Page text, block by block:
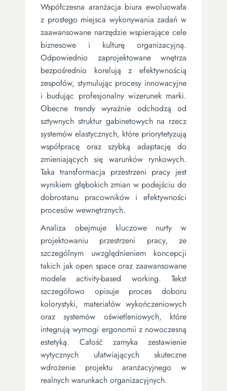
Współczesna aranżacja biura ewoluowała
z prostego miejsca wykonywania zadań w
zaawansowane narzędzie wspierające cele
biznesowe i kulturę organizacyjną.
Odpowiednio zaprojektowane wnętrza
bezpośrednio korelują z efektywnością
zespołów, stymulując procesy innowacyjne
i budując profesjonalny wizerunek marki.
Obecne trendy wyraźnie odchodzą od
sztywnych struktur gabinetowych na rzecz
systemów elastycznych, które priorytetyzują
współpracę oraz szybką adaptację do
zmieniających się warunków rynkowych.
Taka transformacja przestrzeni pracy jest
wynikiem głębokich zmian w podejściu do
dobrostanu pracowników i efektywności
procesów wewnętrznych.
Analiza obejmuje kluczowe nurty w
projektowaniu przestrzeni pracy, ze
szczególnym uwzględnieniem koncepcji
takich jak open space oraz zaawansowane
modele activity-based working. Tekst
szczegółowo opisuje proces doboru
kolorystyki, materiałów wykończeniowych
oraz systemów oświetleniowych, które
integrują wymogi ergonomii z nowoczesną
estetyką. Całość zamyka zestawienie
wytycznych ułatwiających skuteczne
wdrożenie projektu aranżacyjnego w
realnych warunkach organizacyjnych.